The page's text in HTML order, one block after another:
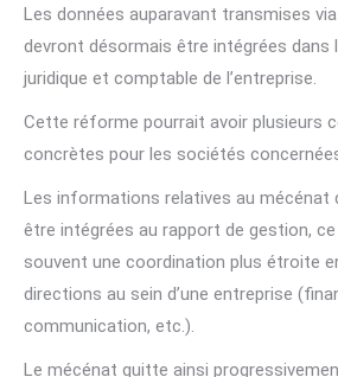
Les données auparavant transmises
devront désormais être intégrées dans
juridique et comptable de l’entreprise.
Cette réforme pourrait avoir plusieurs
concrètes pour les sociétés
Les informations relatives au mécénat
être intégrées au rapport de gestion,
souvent une coordination plus étroite
directions au sein d’une entreprise
communication, etc.).
Le mécénat quitte ainsi